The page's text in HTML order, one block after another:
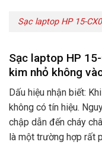
Sạc laptop HP 15-
Sạc laptop HP
kim nhỏ không
Dấu hiệu nhận biết:
không có tín hiệu.
chập dẫn đến cháy
là một trường hợp rất